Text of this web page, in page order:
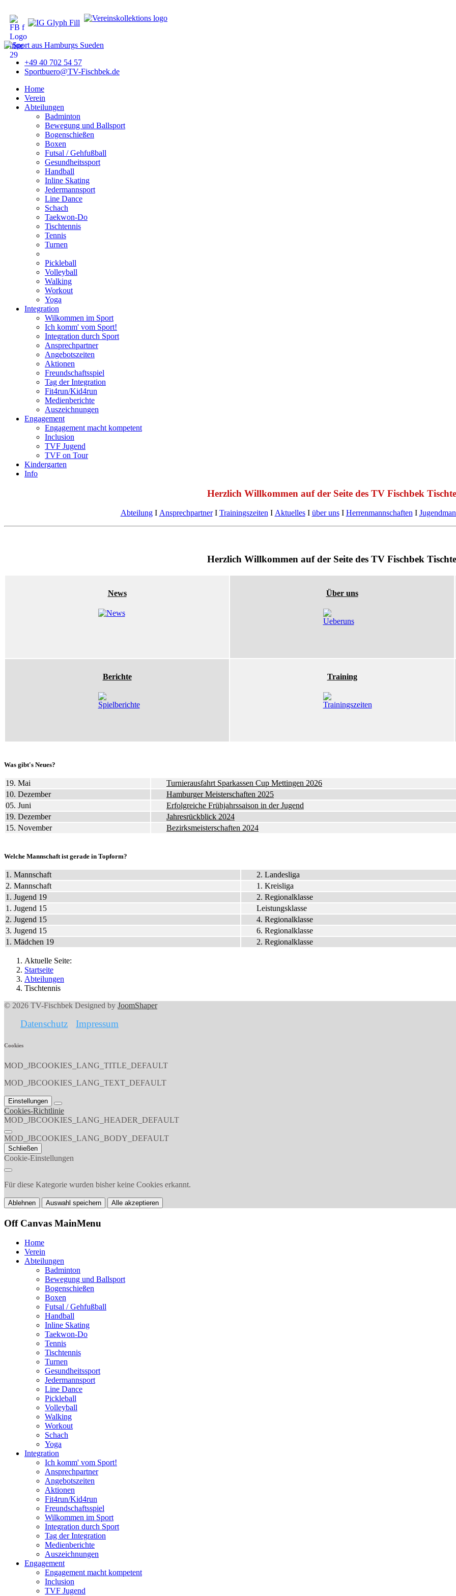
+49 40 702 54 57
Sportbuero@TV-Fischbek.de
Home
Verein
Abteilungen
Badminton
Bewegung und Ballsport
Bogenschießen
Boxen
Futsal / Gehfußball
Gesundheitssport
Handball
Inline Skating
Jedermannsport
Line Dance
Schach
Taekwon-Do
Tischtennis
Tennis
Turnen
Pickleball
Volleyball
Walking
Workout
Yoga
Integration
Wilkommen im Sport
Ich komm' vom Sport!
Integration durch Sport
Ansprechpartner
Angebotszeiten
Aktionen
Freundschaftsspiel
Tag der Integration
Fit4run/Kid4run
Medienberichte
Auszeichnungen
Engagement
Engagement macht kompetent
Inclusion
TVF Jugend
TVF on Tour
Kindergarten
Info
Herzlich Willkommen auf der Seite des TV Fischbek
AbteilungΙ AnsprechpartnerΙ TrainingszeitenΙ AktuellesΙ über unsΙ HerrenmannschaftenΙ
Herzlich Willkommen auf der Seite des TV Fischbek
News Über uns
Berichte Training
Was gibt's Neues?
19. Mai
Turnierausfahrt Sparkassen Cup Mettingen 2026
10. Dezember
Hamburger Meisterschaften 2025
05. Juni
Erfolgreiche Frühjahrssaison in der Jugend
19. Dezember
Jahresrückblick 2024
15. November
Bezirksmeisterschaften 2024
Welche Mannschaft ist gerade in Topform?
1. Mannschaft 2. Landesliga
2. Mannschaft
1. Kreisliga
1. Jugend 19
2. Regionalklasse
1. Jugend 15
Leistungsklasse
2. Jugend 15
4. Regionalklasse
3. Jugend 15
6. Regionalklasse
1. Mädchen 19
2. Regionalklasse
Aktuelle Seite:
Startseite
Abteilungen
Tischtennis
© 2026 TV-Fischbek Designed by JoomShaper
Datenschutz Impressum
Cookies
MOD_JBCOOKIES_LANG_TITLE_DEFAULT
MOD_JBCOOKIES_LANG_TEXT_DEFAULT
Einstellungen
Cookies-Richtlinie
MOD_JBCOOKIES_LANG_HEADER_DEFAULT
MOD_JBCOOKIES_LANG_BODY_DEFAULT
Schließen
Cookie-Einstellungen
Für diese Kategorie wurden bisher keine Cookies erkannt.
Ablehnen Auswahl speichern Alle akzeptieren
Off Canvas MainMenu
Home
Verein
Abteilungen
Badminton
Bewegung und Ballsport
Bogenschießen
Boxen
Futsal / Gehfußball
Handball
Inline Skating
Taekwon-Do
Tennis
Tischtennis
Turnen
Gesundheitssport
Jedermannsport
Line Dance
Pickleball
Volleyball
Walking
Workout
Schach
Yoga
Integration
Ich komm' vom Sport!
Ansprechpartner
Angebotszeiten
Aktionen
Fit4run/Kid4run
Freundschaftsspiel
Wilkommen im Sport
Integration durch Sport
Tag der Integration
Medienberichte
Auszeichnungen
Engagement
Engagement macht kompetent
Inclusion
TVF Jugend